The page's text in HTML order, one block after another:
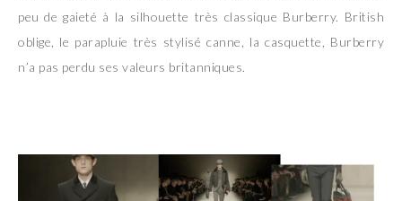
peu de gaieté à la silhouette très classique Burberry. British
oblige, le parapluie très stylisé canne, la casquette, Burberry
n’a pas perdu ses valeurs britanniques.